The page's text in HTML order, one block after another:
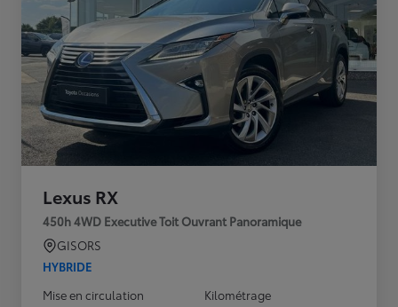
Lexus RX
450h 4WD Executive Toit Ouvrant Panoramique
GISORS
HYBRIDE
Mise en circulation
Kilométrage